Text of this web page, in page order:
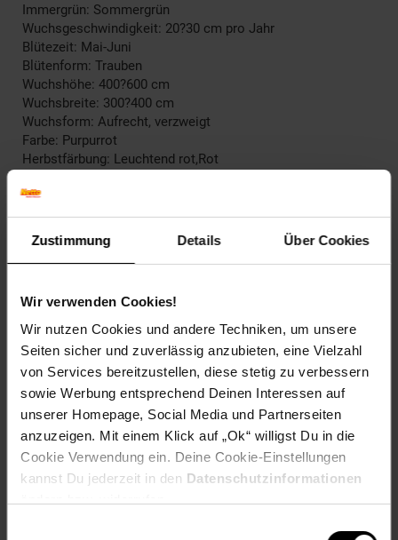
Zustimmung Details Über Cookies
Wir verwenden Cookies!
Wir nutzen Cookies und andere Techniken, um unsere
Seiten sicher und zuverlässig anzubieten, eine Vielzahl
von Services bereitzustellen, diese stetig zu verbessern
sowie Werbung entsprechend Deinen Interessen auf
unserer Homepage, Social Media und Partnerseiten
anzuzeigen. Mit einem Klick auf „Ok“ willigst Du in die
Cookie Verwendung ein. Deine Cookie-Einstellungen
kannst Du jederzeit in den Datenschutzinformationen
Immergrün: Sommergrün
Wuchsgeschwindigkeit: 20?30 cm pro Jahr
Blütezeit: Mai-Juni
Blütenform: Trauben
Wuchshöhe: 400?600 cm
Wuchsbreite: 300?400 cm
Wuchsform: Aufrecht, verzweigt
Farbe: Purpurrot
Herbstfärbung: Leuchtend rot,Rot
Blütenfarbe: Rot
Fruchtfarbe: Rot-braun
Winterfarbe: Verblasst, bleibt halbschattig
Geschmack: X
Standort und Pflege
Standortempfehlung: Halbschattig, windgeschützt
Pflegeaufwand: Mittel
Lichtbedarf: Halbschattig-Sonnig
Wasserbedarf: Mittel
Rückschnitt: Rückschnitt im Spätwinter.
Schnittverträglichkeit: Gut
Bodenansprüche: humos und gut durchlässig
Nährstoffgehalt: Mittel